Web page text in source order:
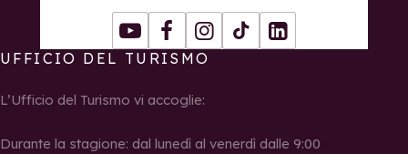
YoutubeFacebookInstagram
Tiktok LinkedIn
UFFICIO DEL TURISMO
L’Ufficio del Turismo vi accoglie:
Durante la stagione: dal lunedì al venerdì dalle 9:00